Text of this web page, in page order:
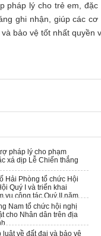
pháp lý cho trẻ em,
ghi nhận, giúp các
bảo vệ tốt nhất quyền
pháp lý cho phạm
xá dịp Lễ Chiến thắng
Hải Phòng tổ chức Hội
Quý I và triển khai
vụ công tác Quý II năm
Nam tổ chức hội nghị
cho Nhân dân trên địa
luật về đất đai và bảo vệ